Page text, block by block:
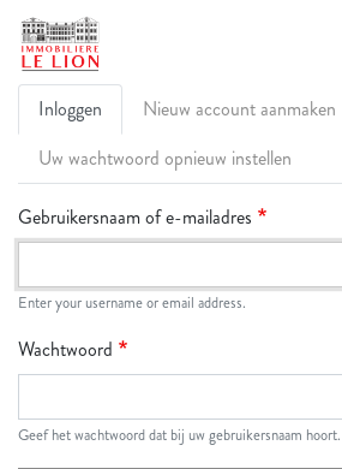
Overslaan
naar
de
gaan
Primaire
tabs
Inloggen
Nieuw account aanmaken
Uw wachtwoord opnieuw instellen
Gebruikersnaam of e-mailadres
Enter your username or email address.
Wachtwoord
Geef het wachtwoord dat bij uw gebruikersnaam hoort.